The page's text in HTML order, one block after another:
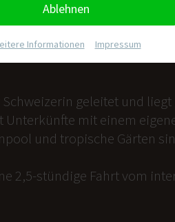
geleitet und
Unterkünfte mit einem
und tropische Gärten
2,5-stündige Fahrt vom
Ablehnen
Informationen Impressum